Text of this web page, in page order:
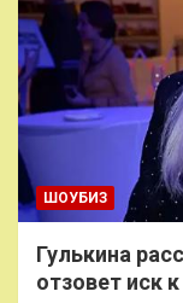
ШОУБИЗ
Гулькина
отзовет иск